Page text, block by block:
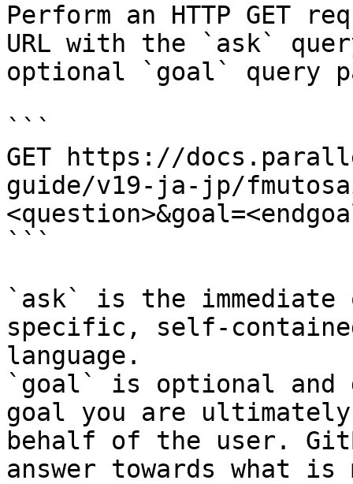
Perform an HTTP GET
URL with the `ask`
optional `goal` query
```
GET https://
guide/v19-ja-jp/
```
`ask` is the
specific, self-
language.
`goal` is optional and
goal you are
behalf of the user.
answer towards what